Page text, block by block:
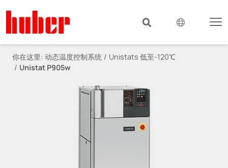
你在这里: 动态温度控制系统
Unistats 低至-120℃
Unistat P905w